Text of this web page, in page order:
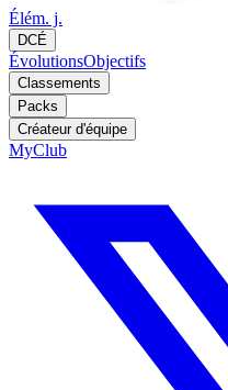
Élém. j.
DCÉ
ÉvolutionsObjectifs
Classements
Packs
Créateur d'équipe
MyClub